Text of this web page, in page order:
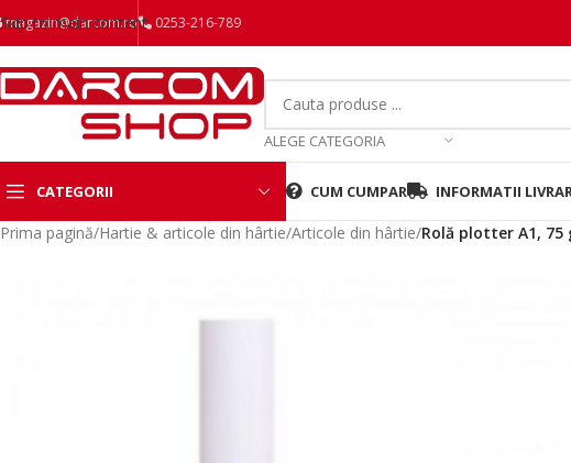
Skip to main content
magazin@darcom.ro 0253-216-789
ALEGE CATEGORIA
CATEGORII CUM CUMPAR INFORMATII
Prima pagină/Hartie & articole din hârtie/Articole din hârtie/Rolă plotter A1, 75